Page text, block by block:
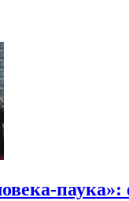
паука»: